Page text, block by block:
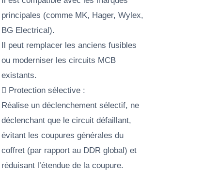
principales (comme MK, Hager, Wylex,
BG Electrical).
Il peut remplacer les anciens fusibles
ou moderniser les circuits MCB
existants.
 Protection sélective :
Réalise un déclenchement sélectif, ne
déclenchant que le circuit défaillant,
évitant les coupures générales du
coffret (par rapport au DDR global) et
réduisant l’étendue de la coupure.